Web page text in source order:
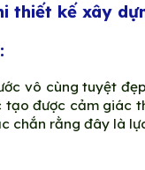
thiết kế xây
vô cùng tuyệt
tạo được cảm giác
chắn rằng đây là